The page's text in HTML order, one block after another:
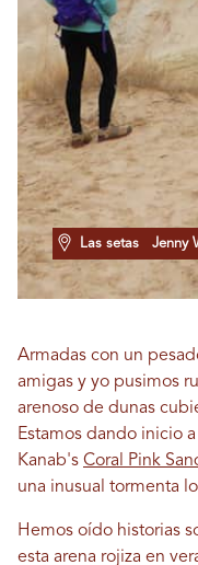
Las setas Jenny
Armadas con un
amigas y yo pusimos
arenoso de dunas
Estamos dando inicio
Kanab's Coral Pink
una inusual tormenta
Hemos oído historias
esta arena rojiza en